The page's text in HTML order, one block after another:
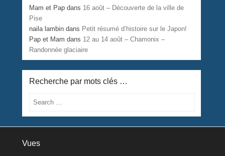
Mam et Pap dans 16 août – Découverte de la ville de
Pise
naila lambin dans Petit résumé d’histoire sur le Japon!
Pap et Mam dans 12 au 14 août – Chamonix –
Randonnée glaciaire
Recherche par mots clés …
Search
Vues